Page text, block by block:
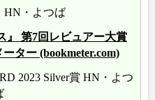
・よつば
』 第7回レビュアー大賞
ター (bookmeter.com)
2023 Silver賞 HN・よつ